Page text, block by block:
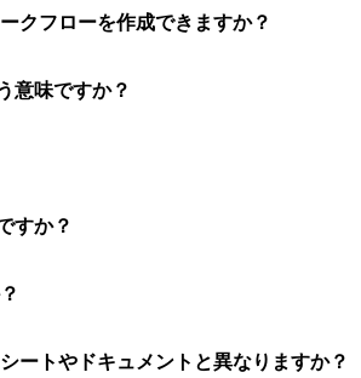
クフローを作成できますか？
意味ですか？
すか？
ートやドキュメントと異なりますか？